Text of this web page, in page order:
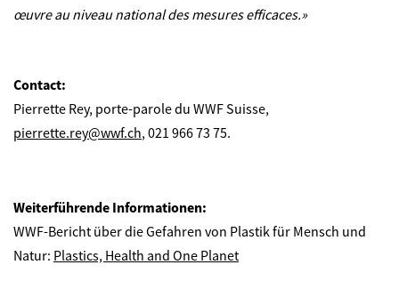
œuvre au niveau national des mesures efficaces.»
Contact:
Pierrette Rey, porte-parole du WWF Suisse,
pierrette.rey@wwf.ch, 021 966 73 75.
Weiterführende Informationen:
WWF-Bericht über die Gefahren von Plastik für Mensch und
Natur: Plastics, Health and One Planet